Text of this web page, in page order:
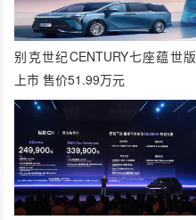
别克世纪CENTURY七座蕴世版
上市 售价51.99万元